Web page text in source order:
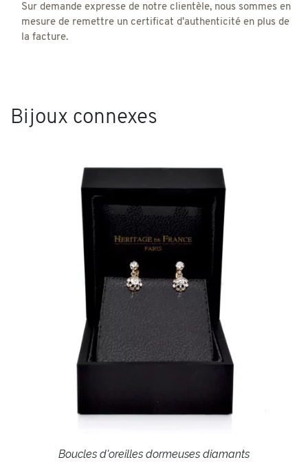
Sur demande expresse de notre clientèle, nous sommes en
mesure de remettre un certificat d'authenticité en plus de
la facture.
Bijoux connexes
Boucles d'oreilles dormeuses diamants